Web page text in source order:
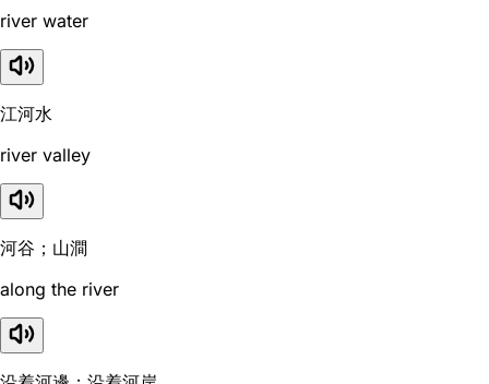
river water
江河水
river valley
河谷；山澗
along the river